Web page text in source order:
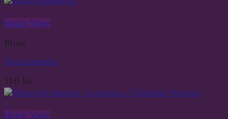
Quick View
Bluze
Bluza asimetrica
110 lei
Quick View